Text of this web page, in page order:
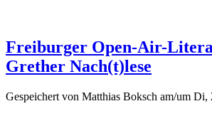
Freiburger Open-Air-
Grether Nach(t)lese
Gespeichert von Matthias Boksch am/um Di,